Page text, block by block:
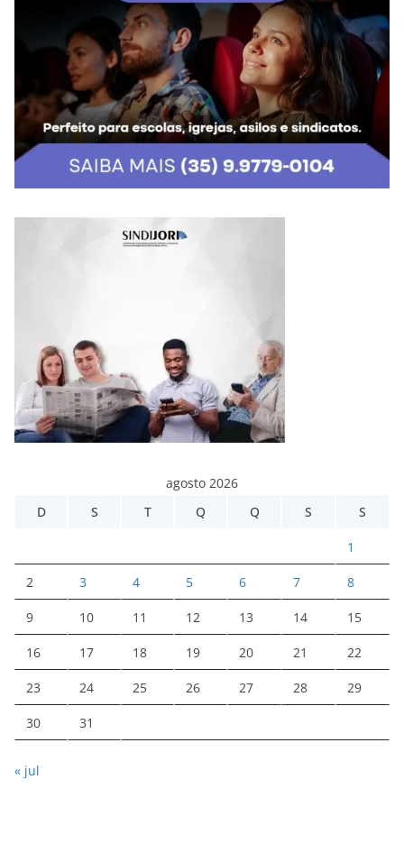
agosto 2026
D
S T Q Q S S
1
2 3 4 5 6 7 8
9 10 11 12 13 14 15
16 17 18 19 20 21 22
23 24 25 26 27 28 29
30 31
« jul